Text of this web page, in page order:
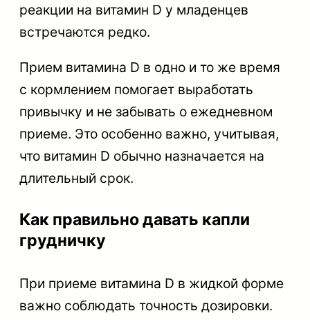
реакции на витамин D у младенцев
встречаются редко.
Прием витамина D в одно и то же время
с кормлением помогает выработать
привычку и не забывать о ежедневном
приеме. Это особенно важно, учитывая,
что витамин D обычно назначается на
длительный срок.
Как правильно давать капли
грудничку
При приеме витамина D в жидкой форме
важно соблюдать точность дозировки.